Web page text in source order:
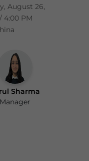
August 26,
4:00 PM
Sharma
Manager